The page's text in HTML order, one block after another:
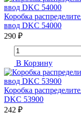
Коробка
ввод DKC 54000
290 ₽
В Корзину
Коробка
DKC 53900
242 ₽